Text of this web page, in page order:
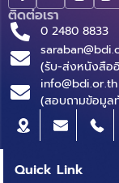
ติดต่อเรา
0 2480 8833
(รับ-ส่งหนังสือ
info@bdi.or.th
(สอบถามข้อมูล
Quick Link